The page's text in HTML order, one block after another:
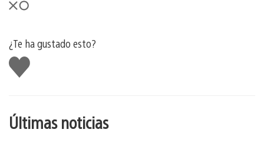
¿Te ha gustado esto?
Me
gusta
Últimas noticias